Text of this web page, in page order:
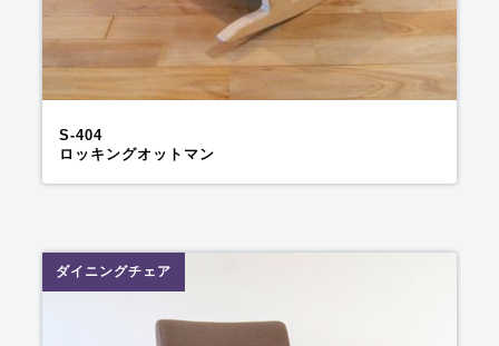
S-404
ロッキングオットマン
ダイニングチェア